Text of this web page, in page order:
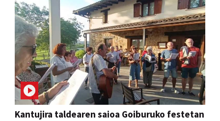
Kantujira taldearen saioa Goiburuko festetan